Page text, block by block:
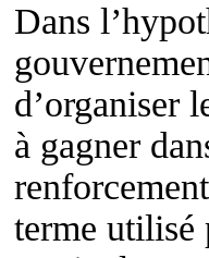
Dans
d’organiser
à gagner
terme utilisé